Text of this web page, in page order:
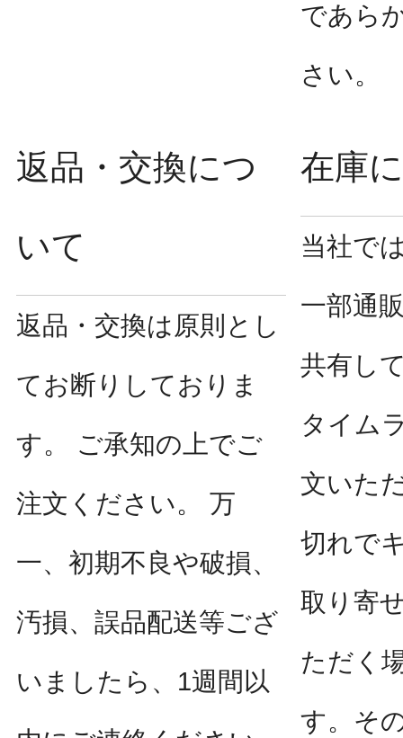
であら
さい。
返品・交換につ
いて
返品・交換は原則とし
てお断りしておりま
す。 ご承知の上でご
注文ください。 万
一、初期不良や破損、
汚損、誤品配送等ござ
いましたら、1週間以
在庫
当社で
一部通
共有し
タイム
文いた
切れで
取り寄
ただく
す。そ